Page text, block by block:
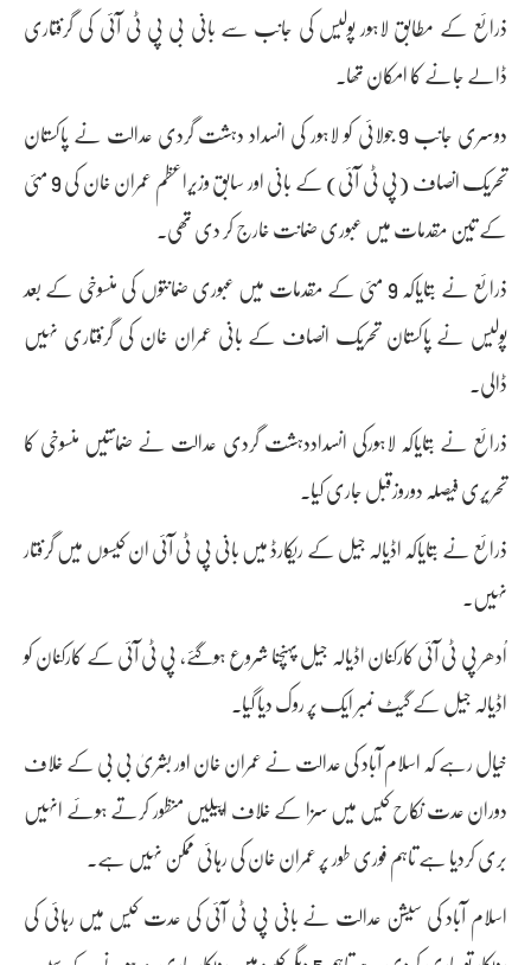
ذرائع کے مطابق لاہور پولیس کی جانب سے بانی بی پی ٹی آئی کی گرفتاری
ڈالے جانے کا امکان تھا۔
دوسری جانب 9 جولائی کو لاہور کی انسداد دہشت گردی عدالت نے پاکستان
تحریک انصاف (پی ٹی آئی) کے بانی اور سابق وزیراعظم عمران خان کی 9 مئی
کے تین مقدمات میں عبوری ضمانت خارج کر دی تھی۔
ذرائع نے بتایاکہ 9 مئی کے مقدمات میں عبوری ضمانتوں کی منسوخی کے بعد
پولیس نے پاکستان تحریک انصاف کے بانی عمران خان کی گرفتاری نہیں
ڈالی۔
ذرائع نے بتایاکہ لاہورکی انسداددہشت گردی عدالت نے ضمانتیں منسوخی کا
تحریری فیصلہ دوروزقبل جاری کیا۔
ذرائع نے بتایاکہ اڈیالہ جیل کے ریکارڈ میں بانی پی ٹی آئی ان کیسوں میں گرفتار
نہیں۔
اُدھر پی ٹی آئی کارکنان اڈیالہ جیل پہنچنا شروع ہوگئے، پی ٹی آئی کے کارکنان کو
اڈیالہ جیل کے گیٹ نمبر ایک پر روک دیا گیا۔
خیال رہے کہ اسلام آباد کی عدالت نے عمران خان اور بشریٰ بی بی کے خلاف
دوران عدت نکاح کیس میں سزا کے خلاف اپیلیں منظور کرتے ہوئے انہیں
بری کردیا ہے تاہم فوری طور پر عمران خان کی رہائی ممکن نہیں ہے۔
اسلام آباد کی سیشن عدالت نے بانی پی ٹی آئی کی عدت کیس میں رہائی کی